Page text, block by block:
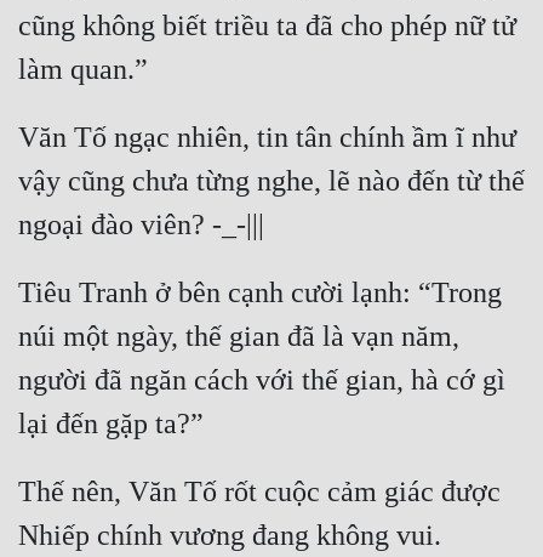
Tu Tiên
Tội Phạm
Vô Địch
Võ Hiệp
Võng Du
Xuyên Nhanh
Xuyên Sách
Xuyên Thư
cũng không biết triều ta đã cho phép nữ tử
Văn Tố ngạc nhiên, tin tân chính ầm ĩ như
vậy cũng chưa từng nghe, lẽ nào đến từ thế
Tiêu Tranh ở bên cạnh cười lạnh: “Trong
núi một ngày, thế gian đã là vạn năm,
người đã ngăn cách với thế gian, hà cớ gì
Thế nên, Văn Tố rốt cuộc cảm giác được